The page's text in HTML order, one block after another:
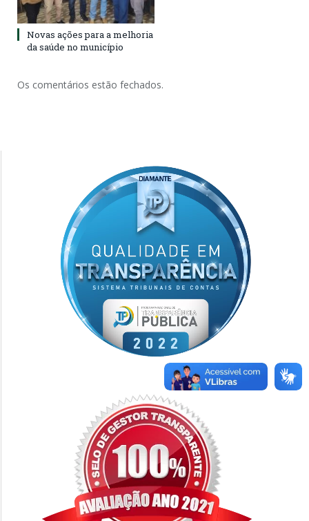
Novas ações para a melhoria
da saúde no município
Os comentários estão fechados.